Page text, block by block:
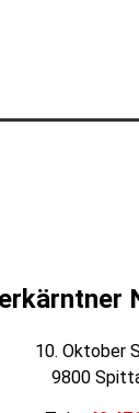
10. Oktober
9800